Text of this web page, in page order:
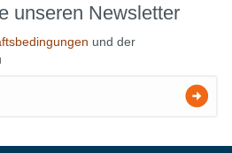
unseren Newsletter
und der